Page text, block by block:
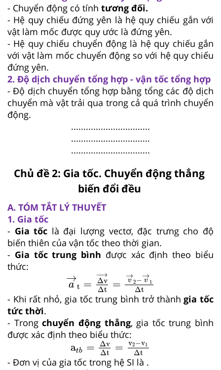
- Chuyển động có tính tương đối.
- Hệ quy chiếu đứng yên là hệ quy chiếu gắn với
vật làm mốc được quy ước là đứng yên.
- Hệ quy chiếu chuyển động là hệ quy chiếu gắn
với vật làm mốc chuyển động so với hệ quy chiếu
đứng yên.
2. Độ dịch chuyển tổng hợp - vận tốc tổng hợp
- Độ dịch chuyển tổng hợp bằng tổng các độ dịch
chuyển mà vật trải qua trong cả quá trình chuyển
động.
................................
................................
................................
Chủ đề 2: Gia tốc. Chuyển động thẳng
biến đổi đều
A. TÓM TẮT LÝ THUYẾT
1. Gia tốc
- Gia tốc là đại lượng vectơ, đặc trưng cho độ
biến thiên của vận tốc theo thời gian.
- Gia tốc trung bình được xác định theo biểu
thức:
→
a t =
−→
Δv
Δt
=
→
v 2−
→
v 1
Δt
→ Δv→ Δt=v →2
- Khi rất nhỏ, gia tốc trung bình trở thànhgia tốc
tức thời.
- Trongchuyển động thẳng, gia tốc trung bình
được xác định theo biểu thức:
atb =
Δv
Δt
= v2−v1
Δt
atb =ΔvΔt=v2−v1
- Đơn vị của gia tốc trong hệ SI là .